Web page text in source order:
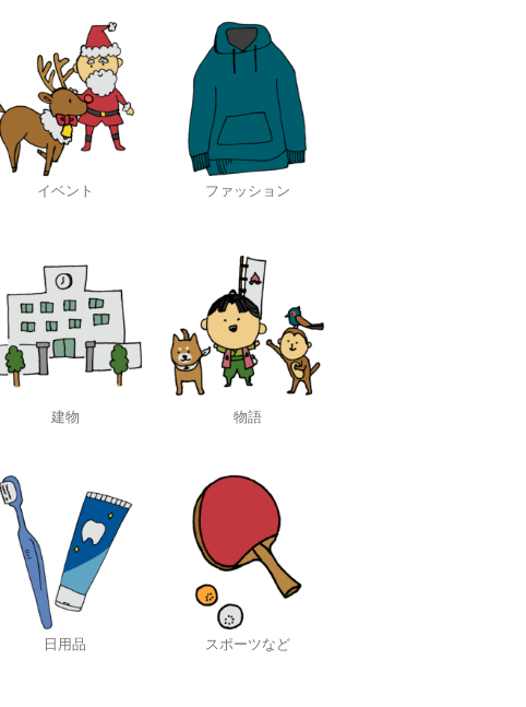
イベント ファッション
建物 物語
日用品 スポーツなど